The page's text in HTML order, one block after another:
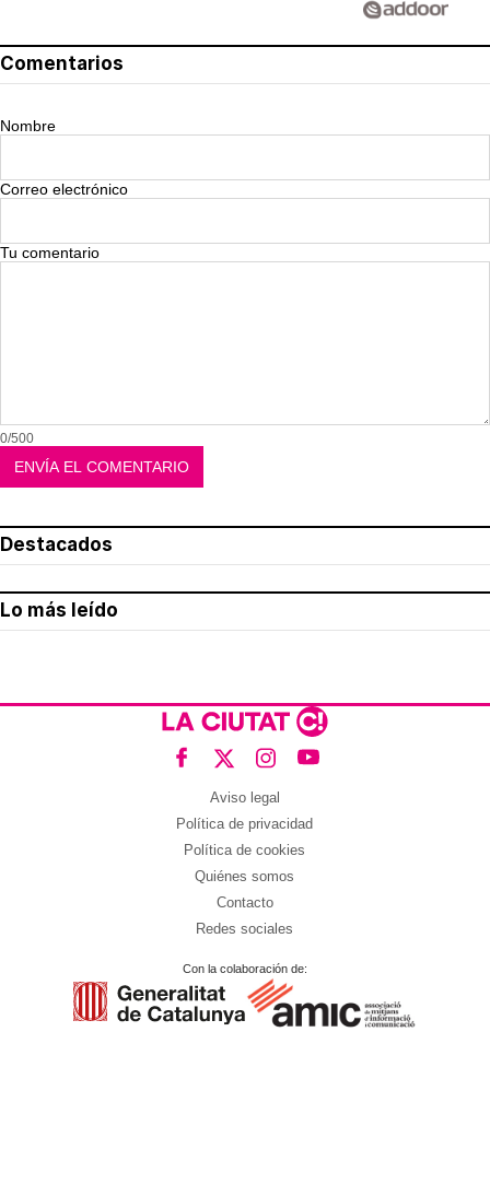
Comentarios
Nombre
Correo electrónico
Tu comentario
0/500
Destacados
Lo más leído
Aviso legal
Política de privacidad
Política de cookies
Quiénes somos
Contacto
Redes sociales
Con la colaboración de: